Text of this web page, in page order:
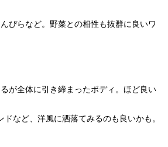
ぴらなど。野菜との相性も抜群に良いワ
が全体に引き締まったボディ。ほど良い
など、洋風に洒落てみるのも良いかも。